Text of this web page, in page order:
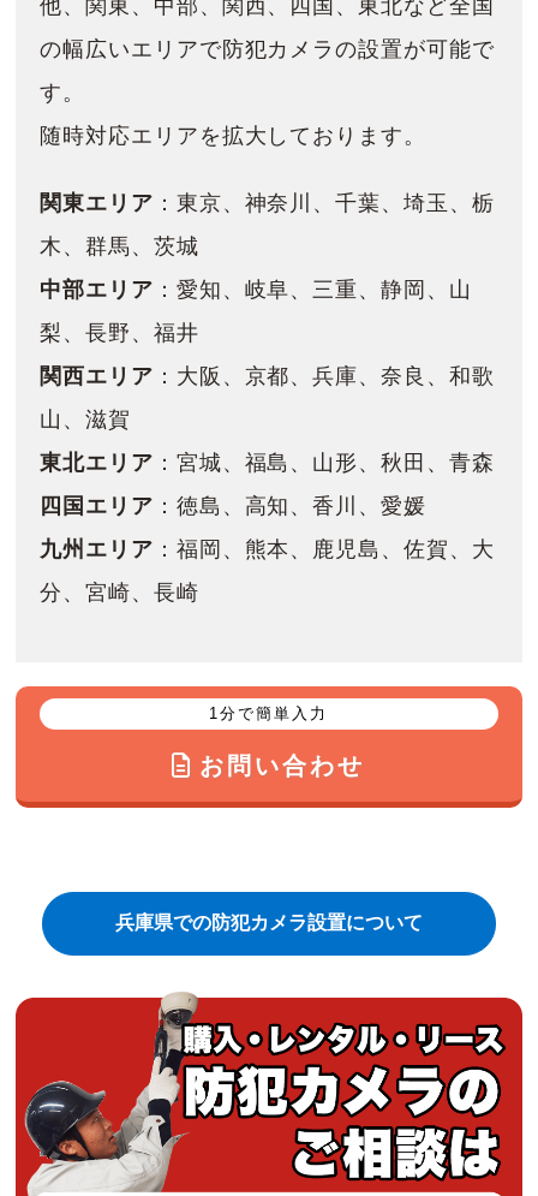
他、関東、中部、関西、四国、東北など全国
の幅広いエリアで防犯カメラの設置が可能で
す。
随時対応エリアを拡大しております。
関東エリア ：東京、神奈川、千葉、埼玉、栃
木、群馬、茨城
中部エリア ：愛知、岐阜、三重、静岡、山
梨、長野、福井
関西エリア ：大阪、京都、兵庫、奈良、和歌
山、滋賀
東北エリア ：宮城、福島、山形、秋田、青森
四国エリア ：徳島、高知、香川、愛媛
九州エリア ：福岡、熊本、鹿児島、佐賀、大
分、宮崎、長崎
1分で簡単入力
お問い合わせ
兵庫県での防犯カメラ設置について